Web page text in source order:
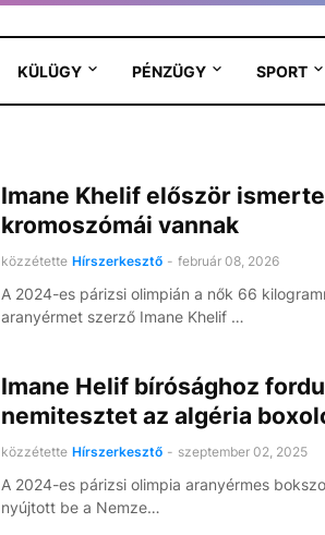
KÜLÜGY PÉNZÜGY SPORT
Imane Khelif először
kromoszómái vannak
közzétette Hírszerkesztő - február 08, 2026
A 2024-es párizsi olimpián a nők 66
aranyérmet szerző Imane Khelif …
Imane Helif bírósághoz
nemitesztet az algéria
közzétette Hírszerkesztő - szeptember 02, 2025
A 2024-es párizsi olimpia aranyérmes
nyújtott be a Nemze…